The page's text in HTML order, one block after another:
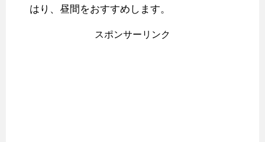
はり、昼間をおすすめします。
スポンサーリンク